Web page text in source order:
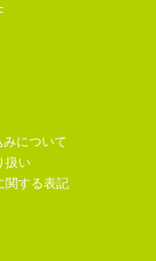
について
扱い
関する表記